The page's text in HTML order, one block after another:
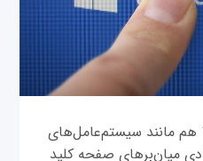
آیا می‌‌دانستید در ویندوز 10 هم مانند سیستم‌عامل‌های
میان‌برهای صفحه کلید